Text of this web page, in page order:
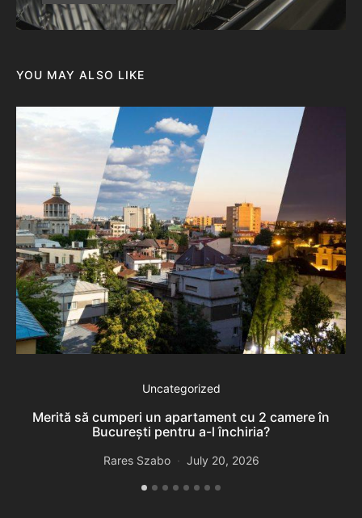
YOU MAY ALSO LIKE
Uncategorized
Merită să cumperi un apartament cu 2 camere în
București pentru a-l închiria?
Rares Szabo July 20, 2026